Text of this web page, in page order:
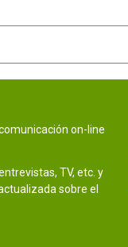
on-line
TV, etc. y
sobre el